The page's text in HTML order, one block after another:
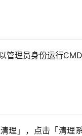
管理员身份运行
理」，点击「清理